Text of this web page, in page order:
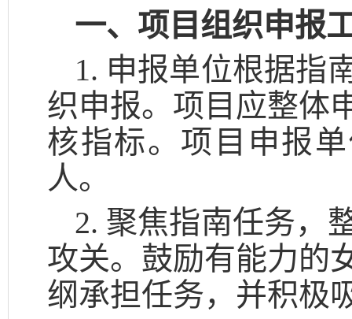
一、项目组织申报
1. 申报单位根据指
织申报。项目应整体
核指标。项目申报
人。
2. 聚焦指南任务，
攻关。鼓励有能力的
纲承担任务，并积极